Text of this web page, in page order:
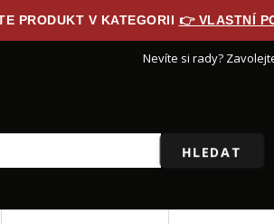
PRODUKT V KATEGORII 👉 VLASTNÍ
HLEDAT
Nevíte si rady?